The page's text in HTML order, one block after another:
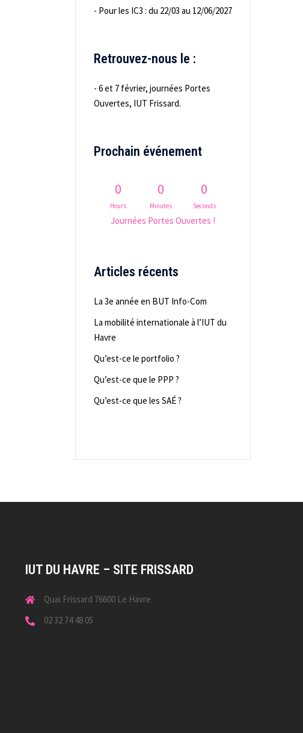
- Pour les IC3 : du 22/03 au 12/06/2027
Retrouvez-nous le :
- 6 et 7 février, journées Portes
Ouvertes, IUT Frissard.
Prochain événement
0
Hours
0
Minutes
0
Seconds
Journées Portes Ouvertes !
Articles récents
La 3e année en BUT Info-Com
La mobilité internationale à l’IUT du
Havre
Qu’est-ce le portfolio ?
Qu’est-ce que le PPP ?
Qu’est-ce que les SAÉ ?
IUT DU HAVRE – SITE FRISSARD
Quai Frissard 76600 Le Havre
02 32 74 48 05